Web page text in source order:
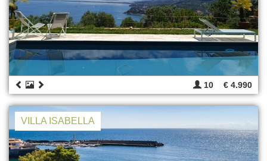
10 € 4.990
VILLA ISABELLA